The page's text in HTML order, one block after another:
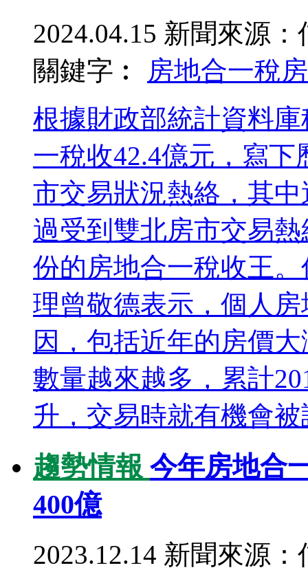
2024.04.15 新聞來源：
關鍵字︰
房地合一稅
根據財政部統計資料
一稅收42.4億元，寫
市交易狀況熱絡，其
過受到雙北房市交易
份的房地合一稅收王
理曾敬德表示，個人
因，包括近年的房價
數量越來越多，累計
升，交易時就有機會
趨勢情報 今年房地合
400億
2023.12.14 新聞來源：